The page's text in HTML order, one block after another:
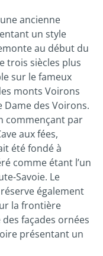
ancienne
un style
au début du
trois siècles plus
sur le fameux
monts Voirons
des Voirons.
commençant par
aux fées,
été fondé à
comme étant l’un
Savoie. Le
également
la frontière
façades ornées
présentant un